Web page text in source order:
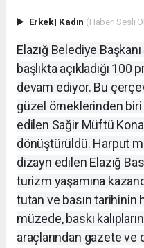
Erkek| Kadın (Haberi Sesli
Elazığ Belediye
başlıkta açıkladığı
devam ediyor. Bu
güzel örneklerinden biri
edilen Sağir Müftü
dönüştürüldü. Harput
dizayn edilen Elazığ
turizm yaşamına
tutan ve basın tarihinin
müzede, baskı
araçlarından gazete ve